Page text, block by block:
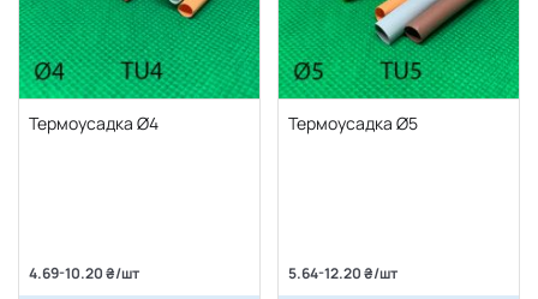
Термоусадка Ø4
4.69-10.20 ₴/шт
Термоусадка Ø5
5.64-12.20 ₴/шт